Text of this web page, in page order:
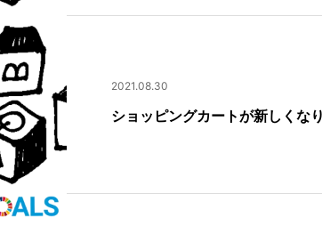
2021.08.30
ショッピングカートが新しくな